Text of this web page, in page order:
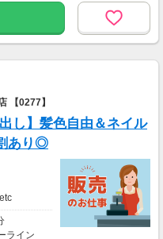
、数十～
種類があ
す。
度の謝礼
【0277】
し】髪色自由＆ネイル
あり◎
ライン